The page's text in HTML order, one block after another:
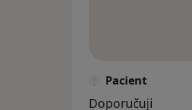
Pacient
Doporučuji